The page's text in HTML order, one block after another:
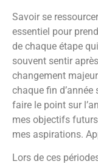
Savoir se
essentiel pour
de chaque étape
souvent sentir
changement
chaque fin
faire le point sur
mes objectifs
mes aspirations.
Lors de ces